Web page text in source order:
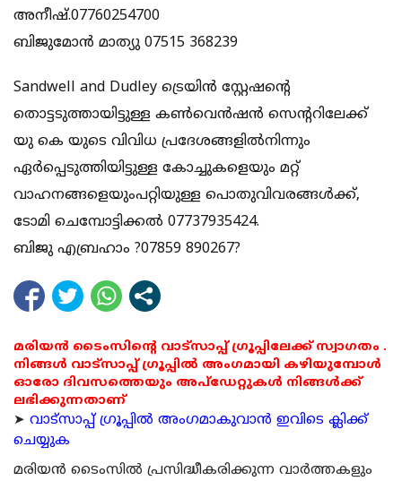
അനീഷ്.07760254700
ബിജുമോന്‍ മാത്യു 07515 368239
Sandwell and Dudley ട്രെയിന്‍ സ്റ്റേഷന്റെ
തൊട്ടടുത്തായിട്ടുള്ള കണ്‍വെന്‍ഷന്‍ സെന്ററിലേക്ക്
യു കെ യുടെ വിവിധ പ്രദേശങ്ങളില്‍നിന്നും
ഏര്‍പ്പെടുത്തിയിട്ടുള്ള കോച്ചുകളെയും മറ്റ്
വാഹനങ്ങളെയുംപറ്റിയുള്ള പൊതുവിവരങ്ങള്‍ക്ക്,
ടോമി ചെമ്പോട്ടിക്കല്‍ 07737935424.
ബിജു എബ്രഹാം ?07859 890267?
മരിയൻ ടൈംസിന്റെ വാട്സാപ്പ് ഗ്രൂപ്പിലേക്ക് സ്വാഗതം .
നിങ്ങൾ വാട്സാപ്പ് ഗ്രൂപ്പിൽ അംഗമായി കഴിയുമ്പോൾ
ഓരോ ദിവസത്തെയും അപ്ഡേറ്റുകൾ നിങ്ങൾക്ക്
ലഭിക്കുന്നതാണ്
➤ വാട്സാപ്പ് ഗ്രൂപ്പിൽ അംഗമാകുവാൻ ഇവിടെ ക്ലിക്ക്
ചെയ്യുക
മരിയന്‍ ടൈംസില്‍ പ്രസിദ്ധീകരിക്കുന്ന വാര്‍ത്തകളും